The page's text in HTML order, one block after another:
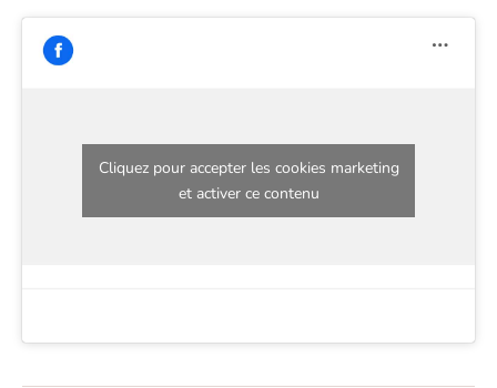
Cliquez pour accepter les cookies marketing
et activer ce contenu